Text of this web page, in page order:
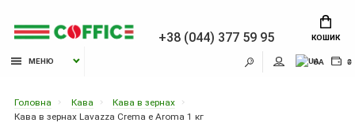
+38 (044) 377 59 95 КОШИК
МЕНЮ UA ₴
Головна Кава
Кава в зернах
Кава в зернах Lavazza Crema e Aroma 1 кг